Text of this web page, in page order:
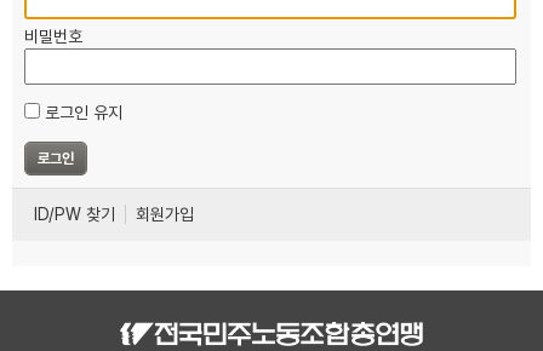
비밀번호
로그인 유지
ID/PW 찾기 회원가입
부설기관
업무